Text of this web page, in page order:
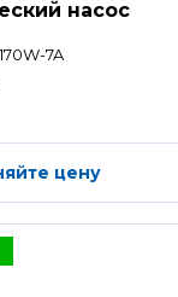
насос
7A
цену